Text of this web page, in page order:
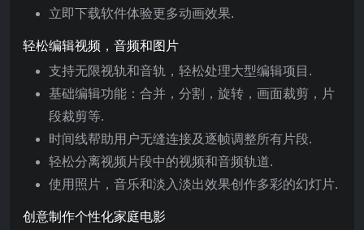
立即下载软件体验更多动画效果.
轻松编辑视频，音频和图片
支持无限视轨和音轨，轻松处理大型编辑项目.
基础编辑功能：合并，分割，旋转，画面裁剪，片
段裁剪等.
时间线帮助用户无缝连接及逐帧调整所有片段.
轻松分离视频片段中的视频和音频轨道.
使用照片，音乐和淡入淡出效果创作多彩的幻灯片.
创意制作个性化家庭电影